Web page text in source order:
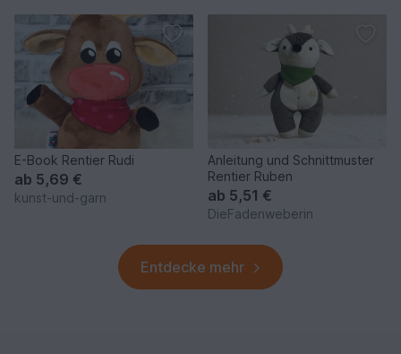
E-Book Rentier Rudi
ab 5,69 €
kunst-und-garn
Anleitung und Schnittmuster
Rentier Ruben
ab 5,51 €
DieFadenweberin
Entdecke mehr